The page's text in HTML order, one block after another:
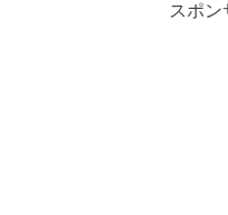
スポン